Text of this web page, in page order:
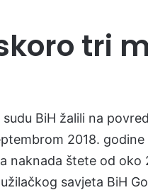
tri
BiH žalili na
2018.
naknada štete od oko
savjeta BiH